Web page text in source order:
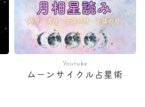
Youtube
ムーンサイクル占星術